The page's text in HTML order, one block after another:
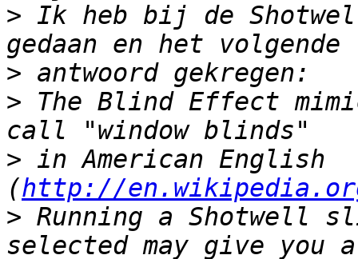
> Ik heb bij de
>
> The Blind Effect
> in American English
(http://
> Running a Shotwell